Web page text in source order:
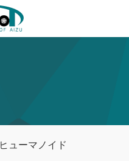
ヒューマノイド